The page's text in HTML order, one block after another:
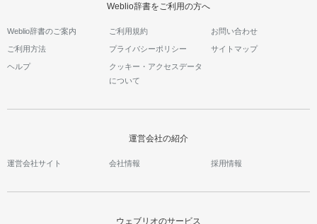
Weblio辞書をご利用の方へ
Weblio辞書のご案内 ご利用規約 お問い合わせ
ご利用方法 プライバシーポリシー サイトマップ
ヘルプ
クッキー・アクセスデータ
について
運営会社の紹介
運営会社サイト 会社情報 採用情報
ウェブリオのサービス